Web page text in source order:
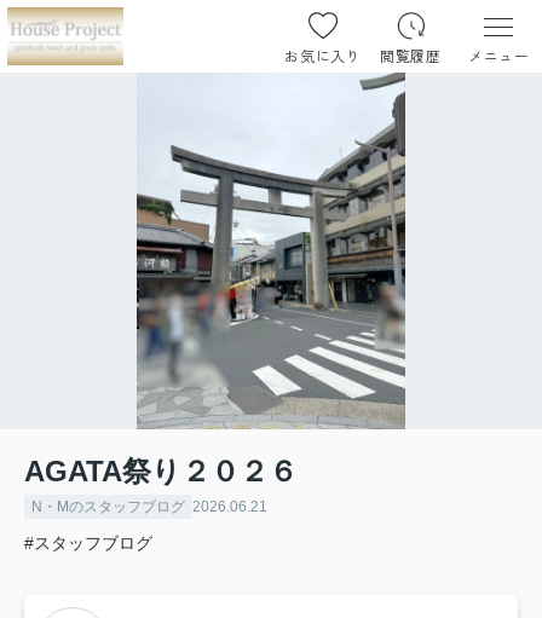
お気に入り 閲覧履歴 メニュー
AGATA祭り２０２６
N・Mのスタッフブログ 2026.06.21
#スタッフブログ